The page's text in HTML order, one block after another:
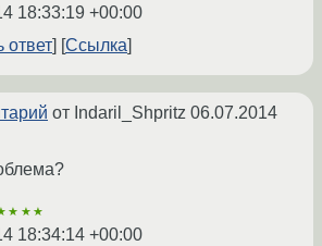
18:33:19 +00:00
ответ
Ссылка
от Indaril_Shpritz 06.07.2014
18:34:14 +00:00